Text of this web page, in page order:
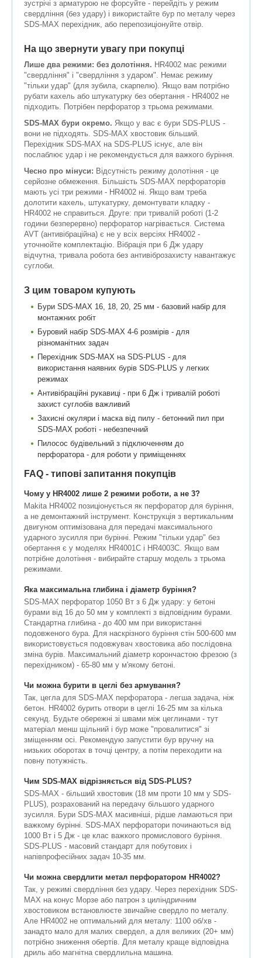
зустрічі з арматурою не форсуйте - перейдіть у режим
свердління (без удару) і використайте бур по металу через
SDS-MAX перехідник, або перепозиціонуйте отвір.
На що звернути увагу при покупці
Лише два режими: без долотіння. HR4002 має режими
"свердління" і "свердління з ударом". Немає режиму
"тільки удар" (для зубила, скарпелю). Якщо вам потрібно
рубати кахель або штукатурку без обертання - HR4002 не
підходить. Потрібен перфоратор з трьома режимами.
SDS-MAX бури окремо. Якщо у вас є бури SDS-PLUS -
вони не підходять. SDS-MAX хвостовик більший.
Перехідник SDS-MAX на SDS-PLUS існує, але він
послаблює удар і не рекомендується для важкого буріння.
Чесно про мінуси: Відсутність режиму долотіння - це
серйозне обмеження. Більшість SDS-MAX перфораторів
мають усі три режими - HR4002 ні. Якщо вам треба
долотити кахель, штукатурку, демонтувати кладку -
HR4002 не справиться. Друге: при тривалій роботі (1-2
години безперервно) перфоратор нагрівається. Система
AVT (антивібраційна) є не у всіх версіях HR4002 -
уточнюйте комплектацію. Вібрація при 6 Дж удару
відчутна, тривала робота без антивіброзахисту навантажує
суглоби.
З цим товаром купують
Бури SDS-MAX 16, 18, 20, 25 мм - базовий набір для
монтажних робіт
Буровий набір SDS-MAX 4-6 розмірів - для
різноманітних задач
Перехідник SDS-MAX на SDS-PLUS - для
використання наявних бурів SDS-PLUS у легких
режимах
Антивібраційні рукавиці - при 6 Дж і тривалій роботі
захист суглобів важливий
Захисні окуляри і маска від пилу - бетонний пил при
SDS-MAX роботі - небезпечний
Пилосос будівельний з підключенням до
перфоратора - для роботи у приміщеннях
FAQ - типові запитання покупців
Чому у HR4002 лише 2 режими роботи, а не 3?
Makita HR4002 позиціонується як перфоратор для буріння,
а не демонтажний інструмент. Конструкція з вертикальним
двигуном оптимізована для передачі максимального
ударного зусилля при бурінні. Режим "тільки удар" без
обертання є у моделях HR4001C і HR4003C. Якщо вам
потрібне долотіння - вибирайте старшу модель з трьома
режимами.
Яка максимальна глибина і діаметр буріння?
SDS-MAX перфоратор 1050 Вт з 6 Дж удару: у бетоні
бурами від 16 до 50 мм у комплекті з відповідним бурами.
Стандартна глибина - до 400 мм при використанні
подовженого бура. Для наскрізного буріння стін 500-600 мм
використовується подовжувач хвостовика або послідовна
зміна бурів. Максимальний діаметр корончастою фрезою (з
перехідником) - 65-80 мм у м'якому бетоні.
Чи можна бурити в цеглі без армування?
Так, цегла для SDS-MAX перфоратора - легша задача, ніж
бетон. HR4002 бурить отвори в цеглі 16-25 мм за кілька
секунд. Будьте обережні зі швами між цеглинами - тут
матеріал менш щільний і бур може "провалитися" зі
зміщенням осі. Рекомендую запустити бур вручну на
низьких оборотах в точці центру, а потім переходити на
повну потужність.
Чим SDS-MAX відрізняється від SDS-PLUS?
SDS-MAX - більший хвостовик (18 мм проти 10 мм у SDS-
PLUS), розрахований на передачу більшого ударного
зусилля. Бури SDS-MAX масивніші, рідше ламаються при
важкому бурінні. SDS-MAX перфоратори починаються від
1000 Вт і 5 Дж - це клас важкого промислового буріння.
SDS-PLUS - масовий стандарт для побутових і
напівпрофесійних задач 10-35 мм.
Чи можна свердлити метал перфоратором HR4002?
Так, у режимі свердління без удару. Через перехідник SDS-
MAX на конус Морзе або патрон з циліндричним
хвостовиком встановлюєте звичайне свердло по металу.
Але HR4002 не оптимальний для металу: 1100 об/хв -
занадто мало для малих свердел, а для великих (20+ мм)
потрібно зниження обертів. Для металу краще відповідна
дриль або магнітна свердлильна машина.